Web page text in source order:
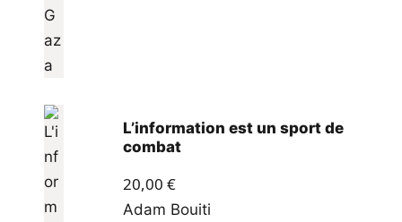
L’information est un sport de
combat
20,00 €
Adam Bouiti